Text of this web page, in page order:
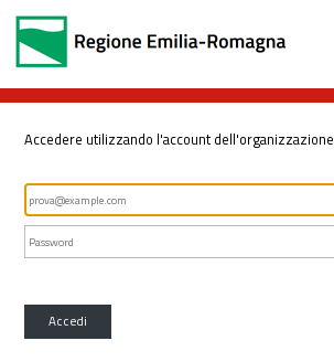
Accedere utilizzando l'account dell'organizzazione
Accedi